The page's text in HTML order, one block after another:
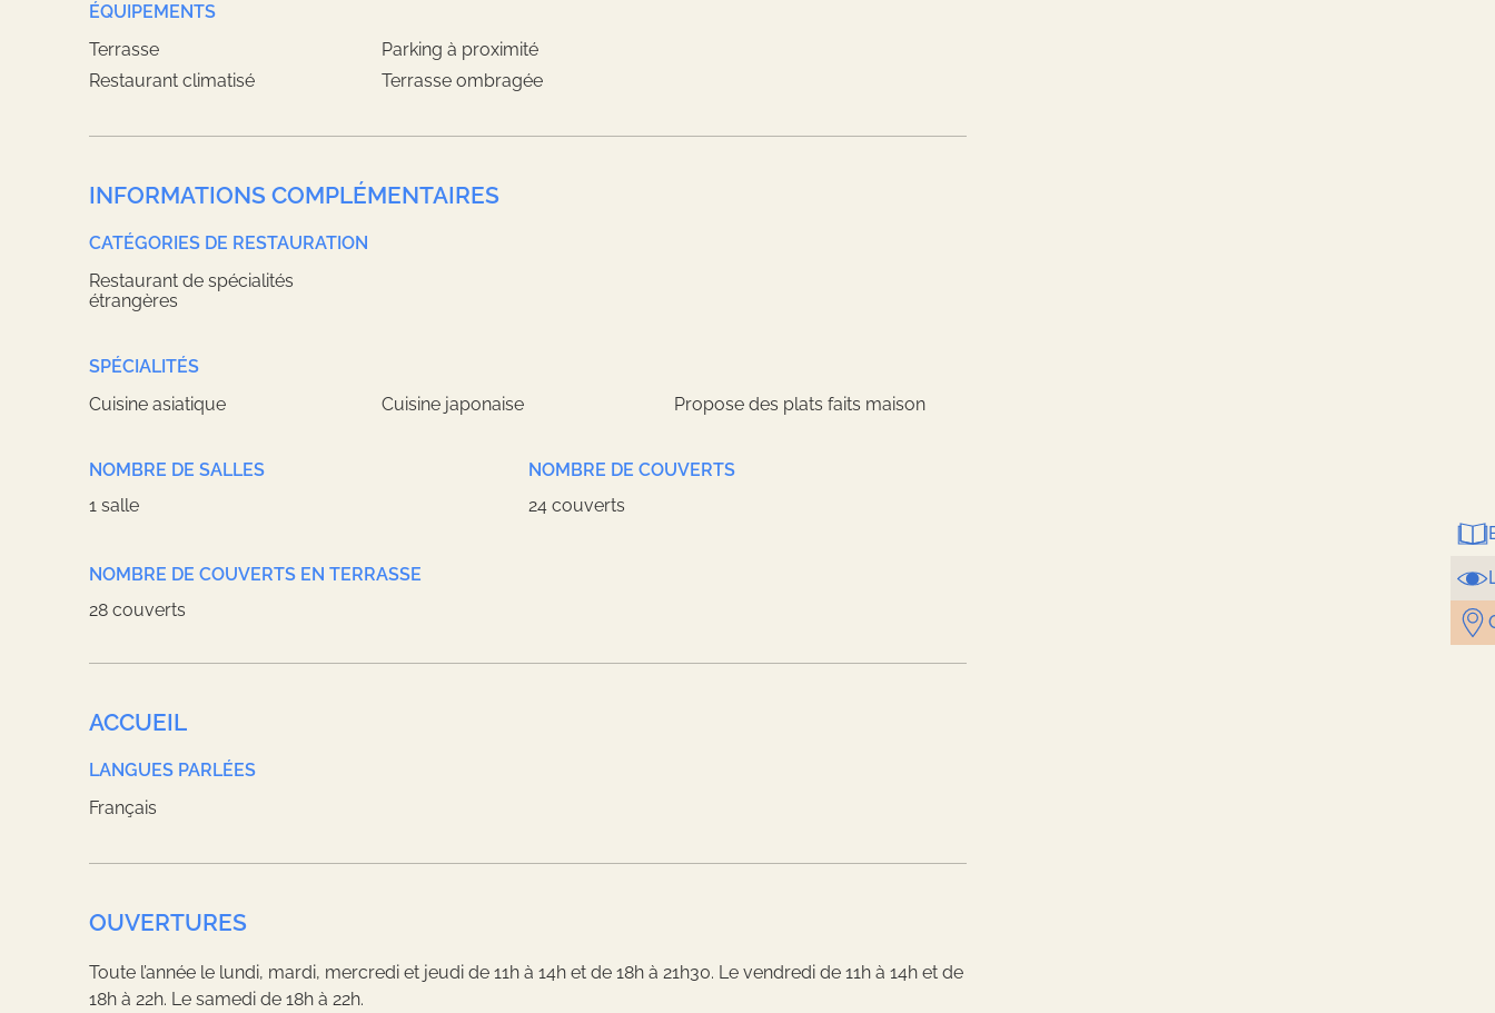
ÉQUIPEMENTS
Terrasse
Restaurant climatisé
Parking à proximité
Terrasse ombragée
INFORMATIONS COMPLÉMENTAIRES
CATÉGORIES DE RESTAURATION
Restaurant de spécialités
étrangères
SPÉCIALITÉS
Cuisine asiatique
Cuisine japonaise Propose des plats faits maison
NOMBRE DE SALLES
1 salle
NOMBRE DE COUVERTS
24 couverts
NOMBRE DE COUVERTS EN TERRASSE
28 couverts
ACCUEIL
LANGUES PARLÉES
Français
OUVERTURES
Toute l’année le lundi, mardi, mercredi et jeudi de 11h à 14h et de 18h à 21h30. Le vendredi de 11h à 14h et de
18h à 22h. Le samedi de 18h à 22h.